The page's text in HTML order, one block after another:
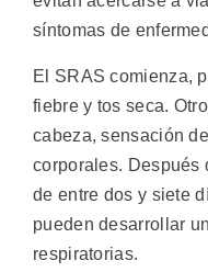
síntomas de
El SRAS comienza,
fiebre y tos seca.
cabeza, sensación
corporales. Después
de entre dos y siete
pueden desarrollar
respiratorias.